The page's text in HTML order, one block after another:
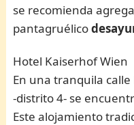
se recomienda
pantagruélico
Hotel Kaiserhof Wien
En una tranquila
-distrito 4- se
Este alojamiento